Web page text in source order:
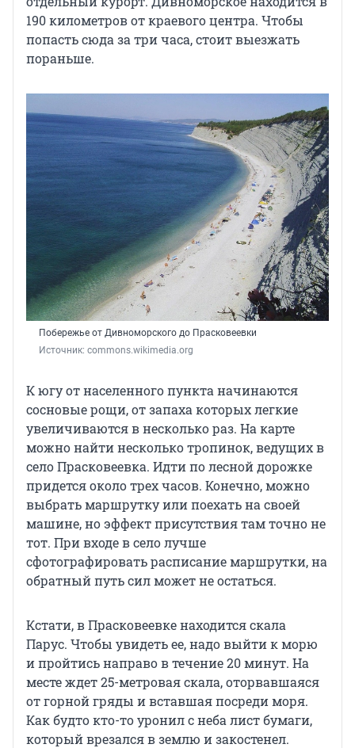
190 километров от краевого центра. Чтобы
попасть сюда за три часа, стоит выезжать
пораньше.
Побережье от Дивноморского до Прасковеевки
Источник: commons.wikimedia.org
К югу от населенного пункта начинаются
сосновые рощи, от запаха которых легкие
увеличиваются в несколько раз. На карте
можно найти несколько тропинок, ведущих в
село Прасковеевка. Идти по лесной дорожке
придется около трех часов. Конечно, можно
выбрать маршрутку или поехать на своей
машине, но эффект присутствия там точно не
тот. При входе в село лучше
сфотографировать расписание маршрутки, на
обратный путь сил может не остаться.
Кстати, в Прасковеевке находится скала
Парус. Чтобы увидеть ее, надо выйти к морю
и пройтись направо в течение 20 минут. На
месте ждет 25-метровая скала, оторвавшаяся
от горной гряды и вставшая посреди моря.
Как будто кто-то уронил с неба лист бумаги,
который врезался в землю и закостенел.